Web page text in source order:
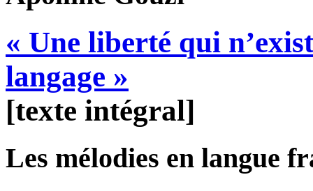
« Une liberté qui
langage »
[texte intégral]
Les mélodies en langue